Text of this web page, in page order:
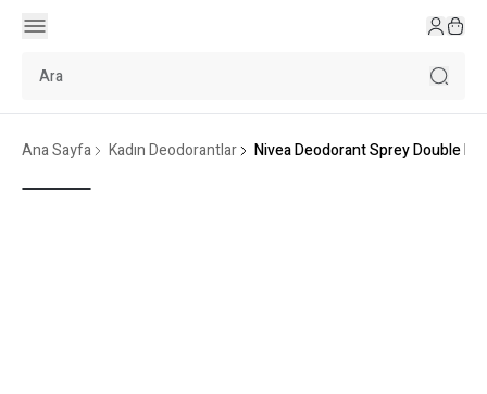
Ana Sayfa Kadın Deodorantlar Nivea Deodorant Sprey Double